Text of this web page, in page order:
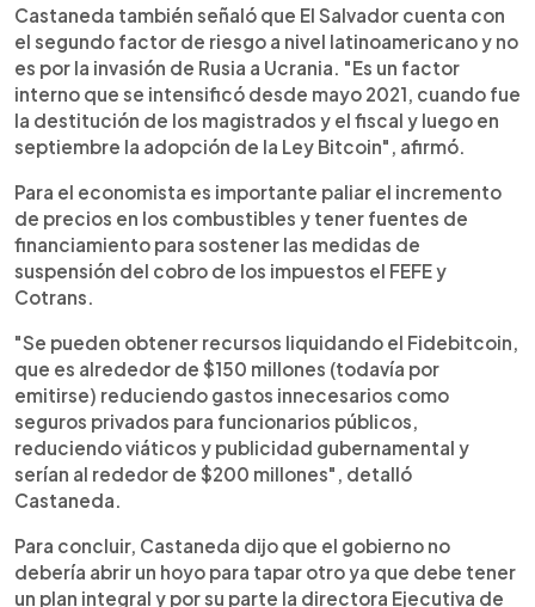
Castaneda también señaló que El Salvador cuenta con
el segundo factor de riesgo a nivel latinoamericano y no
es por la invasión de Rusia a Ucrania. "Es un factor
interno que se intensificó desde mayo 2021, cuando fue
la destitución de los magistrados y el fiscal y luego en
septiembre la adopción de la Ley Bitcoin", afirmó.
Para el economista es importante paliar el incremento
de precios en los combustibles y tener fuentes de
financiamiento para sostener las medidas de
suspensión del cobro de los impuestos el FEFE y
Cotrans.
"Se pueden obtener recursos liquidando el Fidebitcoin,
que es alrededor de $150 millones (todavía por
emitirse) reduciendo gastos innecesarios como
seguros privados para funcionarios públicos,
reduciendo viáticos y publicidad gubernamental y
serían al rededor de $200 millones", detalló
Castaneda.
Para concluir, Castaneda dijo que el gobierno no
debería abrir un hoyo para tapar otro ya que debe tener
un plan integral y por su parte la directora Ejecutiva de